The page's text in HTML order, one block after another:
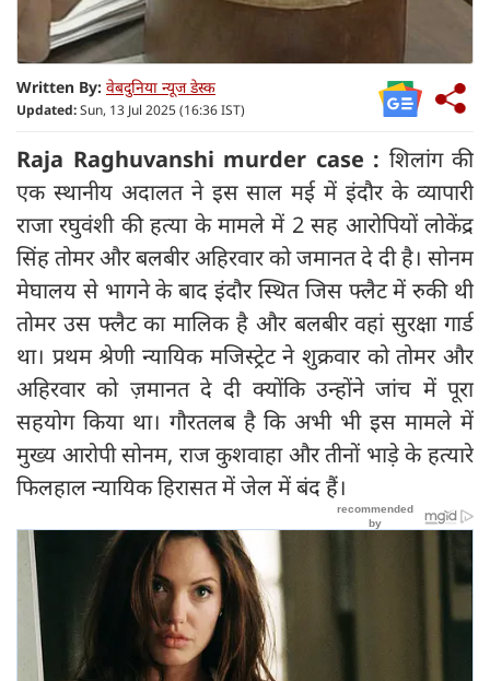
Written By: वेबदुनिया न्यूज डेस्क
Updated:Sun, 13 Jul 2025 (16:36 IST)
Raja Raghuvanshi murder case : शिलांग की
एक स्थानीय अदालत ने इस साल मई में इंदौर के व्यापारी
राजा रघुवंशी की हत्या के मामले में 2 सह आरोपियों लोकेंद्र
सिंह तोमर और बलबीर अहिरवार को जमानत दे दी है। सोनम
मेघालय से भागने के बाद इंदौर स्थित जिस फ्लैट में रुकी थी
तोमर उस फ्लैट का मालिक है और बलबीर वहां सुरक्षा गार्ड
था। प्रथम श्रेणी न्यायिक मजिस्ट्रेट ने शुक्रवार को तोमर और
अहिरवार को ज़मानत दे दी क्योंकि उन्होंने जांच में पूरा
सहयोग किया था। गौरतलब है कि अभी भी इस मामले में
मुख्य आरोपी सोनम, राज कुशवाहा और तीनों भाड़े के हत्यारे
फिलहाल न्यायिक हिरासत में जेल में बंद हैं।